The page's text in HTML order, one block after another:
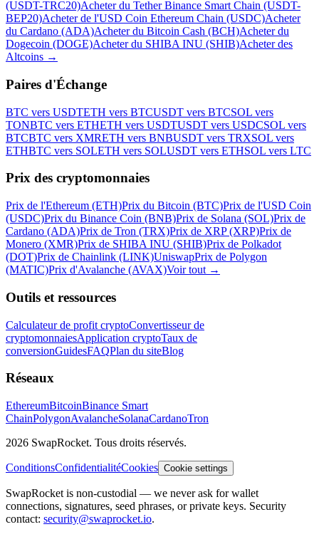
(USDT-TRC20)Acheter du Tether Binance Smart Chain (USDT-
BEP20)Acheter de l'USD Coin Ethereum Chain (USDC)Acheter
du Cardano (ADA)Acheter du Bitcoin Cash (BCH)Acheter du
Dogecoin (DOGE)Acheter du SHIBA INU (SHIB)Acheter des
Altcoins →
Paires d'Échange
BTC vers USDTETH vers BTCUSDT vers BTCSOL vers
TONBTC vers ETHETH vers USDTUSDT vers USDCSOL vers
BTCBTC vers XMRETH vers BNBUSDT vers TRXSOL vers
ETHBTC vers SOLETH vers SOLUSDT vers ETHSOL vers LTC
Prix des cryptomonnaies
Prix de l'Ethereum (ETH)Prix du Bitcoin (BTC)Prix de l'USD Coin
(USDC)Prix du Binance Coin (BNB)Prix de Solana (SOL)Prix de
Cardano (ADA)Prix de Tron (TRX)Prix de XRP (XRP)Prix de
Monero (XMR)Prix de SHIBA INU (SHIB)Prix de Polkadot
(DOT)Prix de Chainlink (LINK)UniswapPrix de Polygon
(MATIC)Prix d'Avalanche (AVAX)Voir tout →
Outils et ressources
Calculateur de profit cryptoConvertisseur de
cryptomonnaiesApplication cryptoTaux de
conversionGuidesFAQPlan du siteBlog
Réseaux
EthereumBitcoinBinance Smart
ChainPolygonAvalancheSolanaCardanoTron
2026 SwapRocket. Tous droits réservés.
ConditionsConfidentialitéCookies Cookie settings
SwapRocket is non-custodial — we never ask for wallet
connections, signatures, seed phrases, or private keys. Security
contact: security@swaprocket.io.